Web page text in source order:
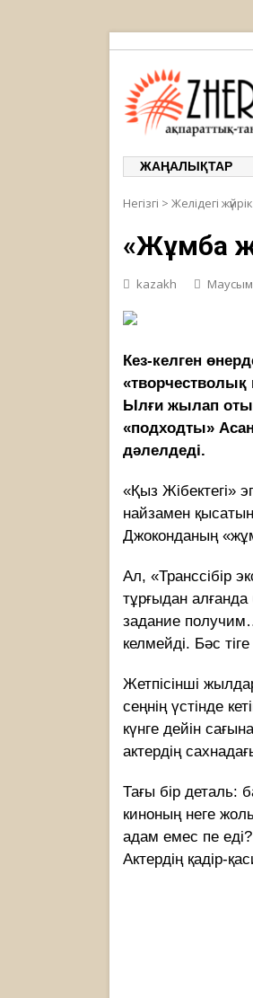
ЖАҢАЛЫҚТАР
Негізгі > Желідегі
«Жұмбақ
kazakh Маусым
Кез-келген
«творчестволық
Ылғи жылап
«подходты»
дәлелдеді.
«Қыз Жібектегі»
найзамен
Джоконданың
Ал, «Транссібір
тұрғыдан
задание
келмейді. Бәс
Жетпісінші
сеңнің үстінде
күнге дейін
актердің
Тағы бір деталь:
киноның неге
адам емес пе
Актердің қадір-